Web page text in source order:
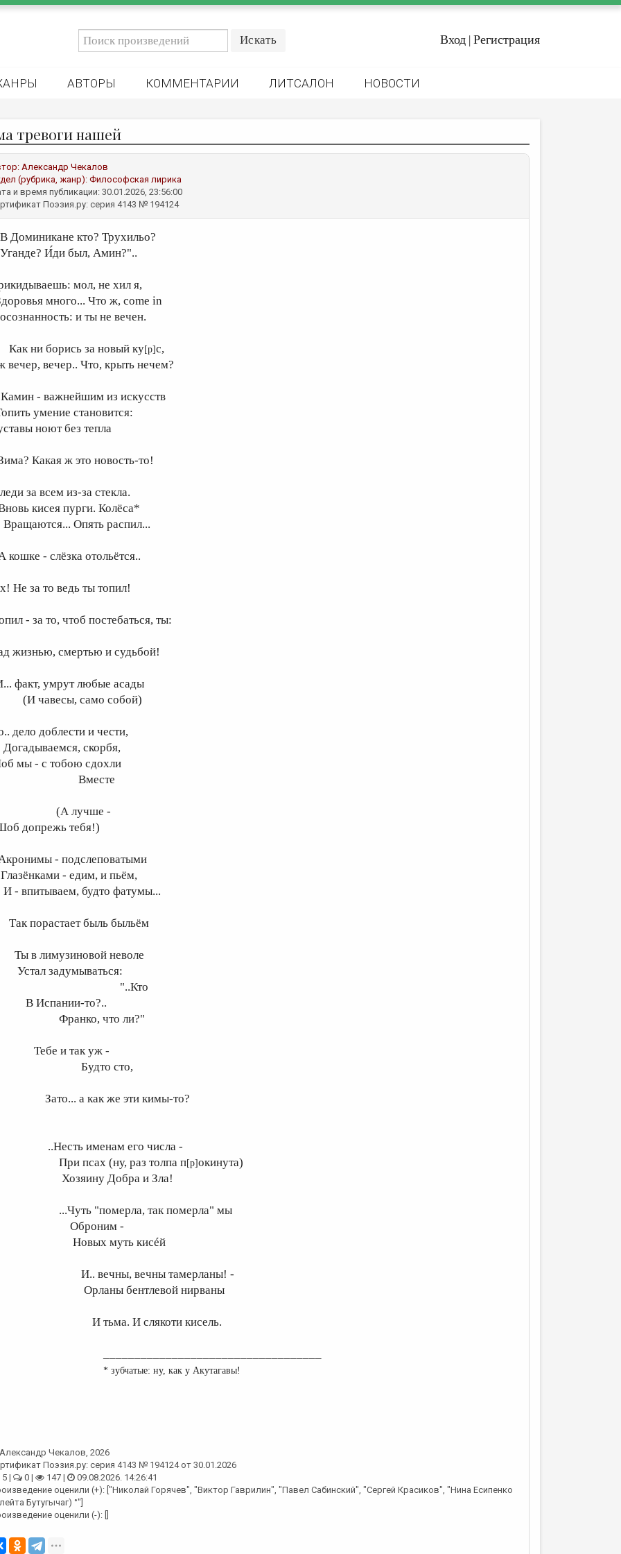
Вход | Регистрация
АВТОРЫ КОММЕНТАРИИ ЛИТСАЛОН НОВОСТИ
тревоги нашей
Александр Чекалов
(рубрика, жанр):Философская лирика
и время публикации: 30.01.2026, 23:56:00
Поэзия.ру: серия 4143 № 194124
Доминикане кто? Трухильо?
И́ди был, Амин?"..
мол, не хил я,
много... Что ж, come in
и ты не вечен.
ни борись за новый ку[р]с,
вечер, вечер.. Что, крыть нечем?
- важнейшим из искусств
умение становится:
ноют без тепла
Какая ж это новость-то!
за всем из-за стекла.
кисея пурги. Колёса*
Опять распил...
кошке - слёзка отольётся..
Не за то ведь ты топил!
- за то, чтоб постебаться, ты:
жизнью, смертью и судьбой!
факт, умрут любые асады
чавесы, само собой)
дело доблести и чести,
скорбя,
мы - с тобою сдохли
лучше -
допрежь тебя!)
- подслеповатыми
- едим, и пьём,
- впитываем, будто фатумы...
порастает быль быльём
в лимузиновой неволе
задумываться:
Испании-то?..
что ли?"
и так уж -
сто,
а как же эти кимы-то?
именам его числа -
псах (ну, раз толпа п[р]окинута)
Добра и Зла!
"померла, так померла" мы
-
муть кисéй
вечны, вечны тамерланы! -
бентлевой нирваны
тьма. И слякоти кисель.
* зубчатые: ну, как у Акутагавы!
Александр Чекалов, 2026
Поэзия.ру: серия 4143 № 194124 от 30.01.2026
5 |
0 | 147 |
09.08.2026. 14:26:41
оценили (+): ["Николай Горячев", "Виктор Гаврилин", "Павел Сабинский", "Сергей Красиков", "Нина Есипенко
Бутугычаг) °"]
оценили (-): []